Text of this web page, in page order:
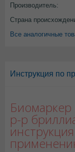
Производитель:
Страна
Все аналогичные
Инструкция по
р-р